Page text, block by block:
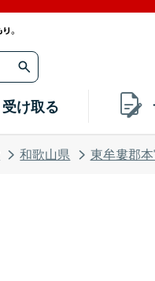
受け取る
和歌山県 東牟婁郡